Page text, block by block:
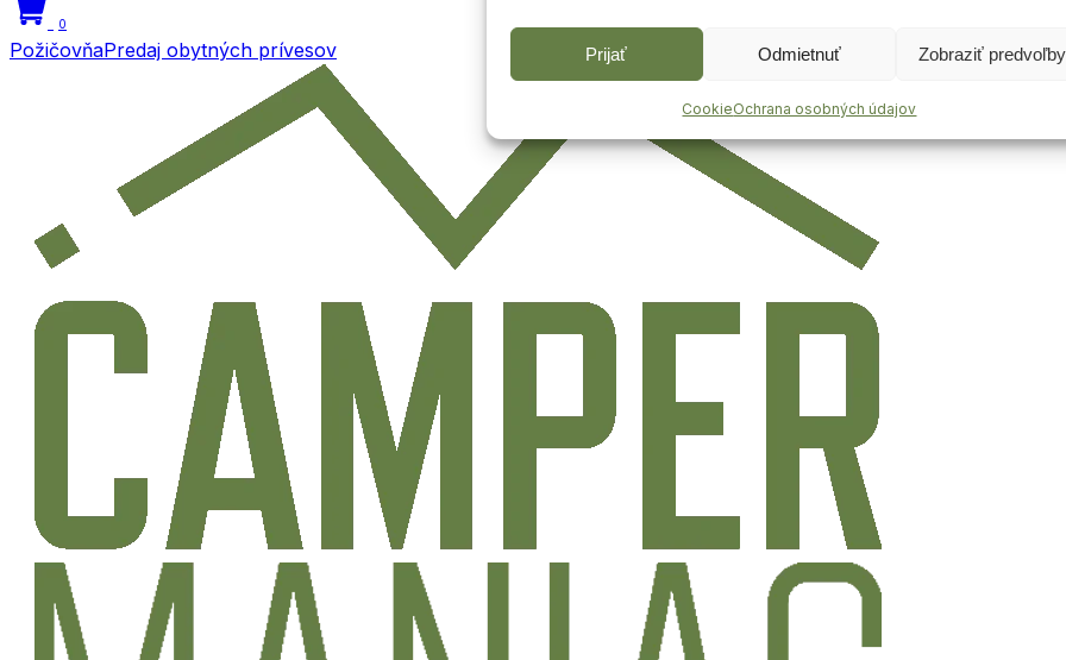
Prijať Odmietnuť Zobraziť predvoľby
CookieOchrana osobných údajov
0
PožičovňaPredaj obytných prívesov